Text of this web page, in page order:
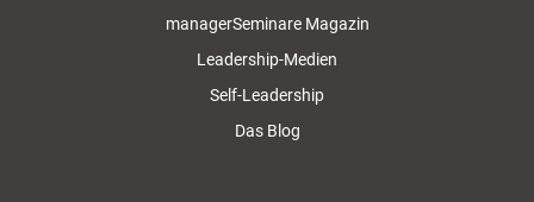
managerSeminare Magazin
Leadership-Medien
Self-Leadership
Das Blog